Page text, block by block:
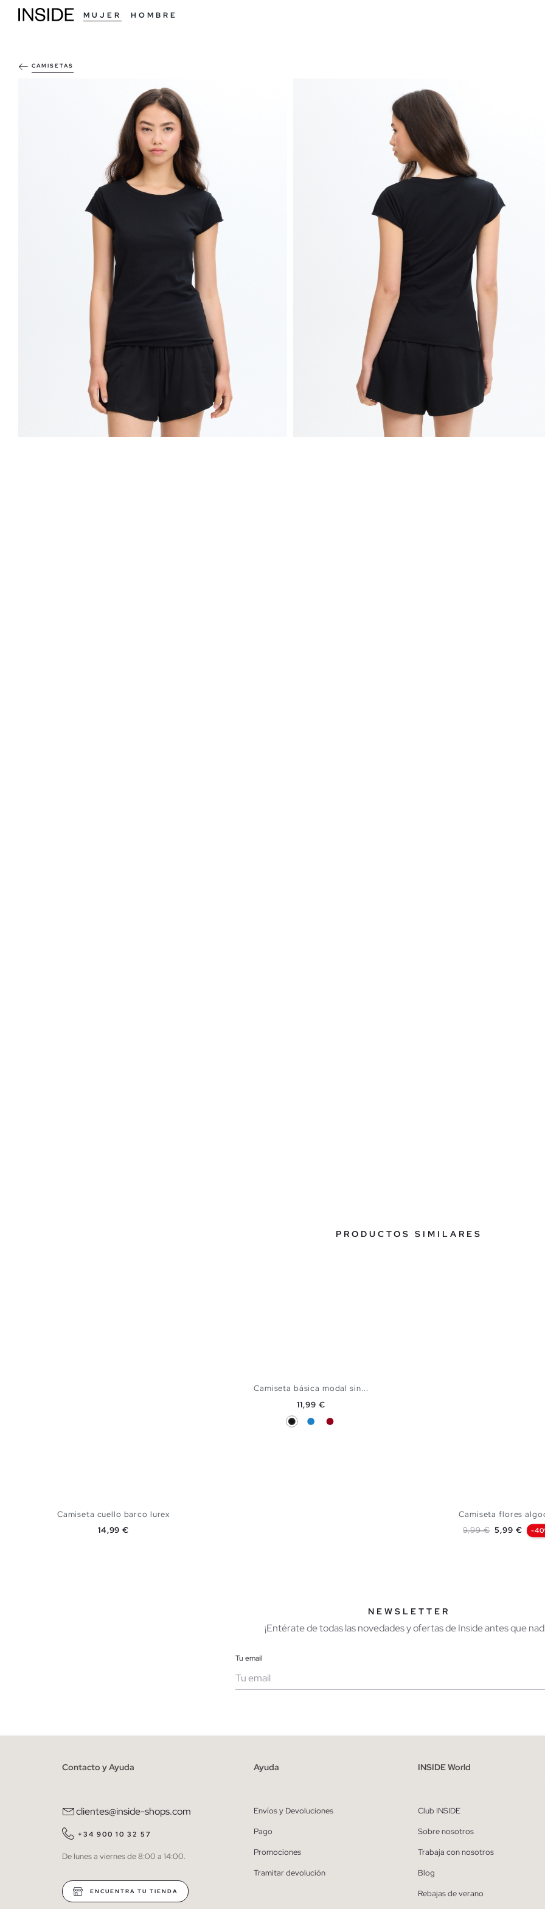
MUJER HOMBRE
CAMISETAS
PRODUCTOS SIMILARES
Camiseta cuello barco lurex
Precio
14,99 €
AÑADIR A MI CESTA
Camiseta básica modal sin...
Precio
11,99 €
NegroAzul Eléctrico
Carmín
Camiseta flores
Precio base
9,99 € Precio
5,99 € -
NEWSLETTER
¡Entérate de todas las novedades y ofertas de Inside antes que
Tu email
* Puedes cancelar la suscripción en cualquier momento.
Contacto y Ayuda
clientes@inside-shops.com
+34 900 10 32 57
De lunes a viernes de 8:00 a 14:00.
ENCUENTRA TU TIENDA
Ayuda
Envíos y Devoluciones
Pago
Promociones
Tramitar devolución
INSIDE World
Club INSIDE
Sobre nosotros
Trabaja con nosotros
Blog
Rebajas de verano